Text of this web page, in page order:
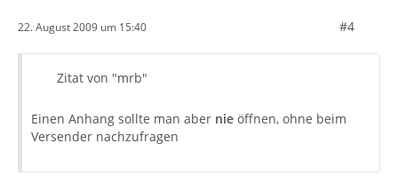
22. August 2009 um 15:40 #4
Zitat von "mrb"
Einen Anhang sollte man aber nie öffnen, ohne beim
Versender nachzufragen